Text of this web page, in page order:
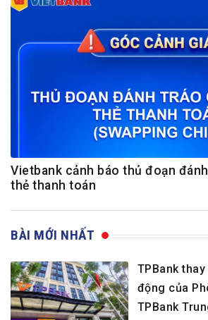
Vietbank cảnh báo thủ đoạn
thẻ thanh toán
BÀI MỚI NHẤT
TPBank
động của
TPBank